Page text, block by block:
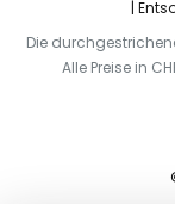
Die
Alle Preise in